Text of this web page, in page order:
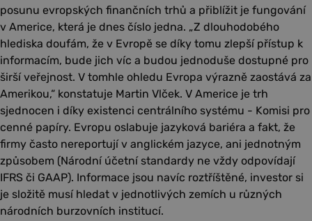
posunu evropských finančních trhů a přiblížit je fungování
v Americe, která je dnes číslo jedna. „Z dlouhodobého
hlediska doufám, že v Evropě se díky tomu zlepší přístup k
informacím, bude jich víc a budou jednoduše dostupné pro
širší veřejnost. V tomhle ohledu Evropa výrazně zaostává za
Amerikou,“ konstatuje Martin Vlček. V Americe je trh
sjednocen i díky existenci centrálního systému - Komisi pro
cenné papíry. Evropu oslabuje jazyková bariéra a fakt, že
firmy často nereportují v anglickém jazyce, ani jednotným
způsobem (Národní účetní standardy ne vždy odpovídají
IFRS či GAAP). Informace jsou navíc roztříštěné, investor si
je složitě musí hledat v jednotlivých zemích u různých
národních burzovních institucí.